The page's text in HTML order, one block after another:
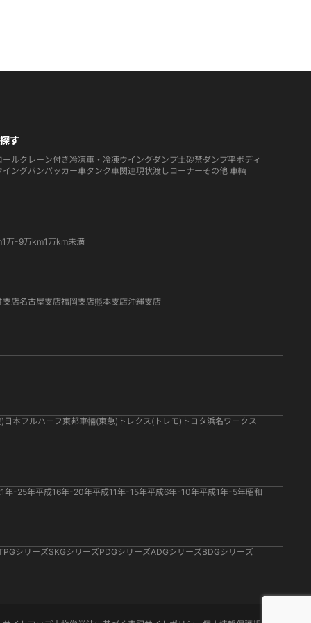
す
ールクレーン付き冷凍車・冷凍ウイングダンプ土砂禁ダンプ平ボディ
イングバンパッカー車タンク車関連現状渡しコーナーその他 車輌
1万-9万km1万km未満
支店名古屋支店福岡支店熊本支店沖縄支店
日本フルハーフ 東邦車輛(東急) トレクス(トレモ) トヨタ浜名ワークス
年-25年平成16年-20年平成11年-15年平成6年-10年平成1年-5年昭和
シリーズSKGシリーズPDGシリーズADGシリーズBDGシリーズ